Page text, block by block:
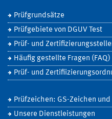
Prüfgrundsätze
Prüfgebiete von DGUV Test
Prüf- und
Häufig gestellte Fragen (FAQ)
Prüf- und
Prüfzeichen: GS-Zeichen und
Unsere Dienstleistungen